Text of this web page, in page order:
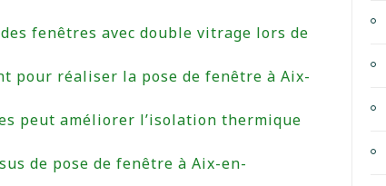
fenêtres avec double vitrage lors de
pour réaliser la pose de fenêtre à Aix-
peut améliorer l’isolation thermique
de pose de fenêtre à Aix-en-